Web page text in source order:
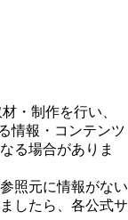
・制作を行い、
情報・コンテンツ
る場合がありま
照元に情報がない
したら、各公式サ